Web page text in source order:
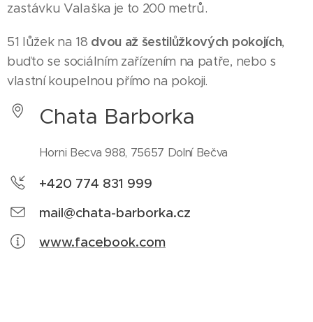
zastávku Valaška je to 200 metrů.
51 lůžek na 18 dvou až šestilůžkových pokojích,
buďto se sociálním zařízením na patře, nebo s
vlastní koupelnou přímo na pokoji.
Chata Barborka
Horni Becva 988, 75657 Dolní Bečva
+420 774 831 999
mail@chata-barborka.cz
www.facebook.com